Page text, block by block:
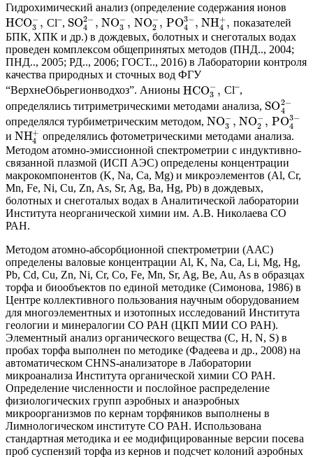
Гидрохимический анализ (определение содержания ионов
HCO−
3 , Cl–, SO2−
4
, NO−
3 , NO−
2 , PO3−
4
, NH+
4 , показателей
БПК, ХПК и др.) в дождевых, болотных и снеготалых водах
проведен комплексом общепринятых методов (ПНД.., 2004;
ПНД.., 2005; РД.., 2006; ГОСТ.., 2016) в Лаборатории контроля
качества природных и сточных вод ФГУ
“ВерхнеОбьрегионводхоз”. Анионы HCO−
3 , Cl–,
определялись титриметрическими методами анализа, SO2−
4
определялся турбиметрическим методом, NO−
3 , NO−
2 , PO3−
4
и NH+
4
определялись фотометрическими методами анализа.
Методом атомно-эмиссионной спектрометрии с индуктивно-
связанной плазмой (ИСП АЭС) определены концентрации
макрокомпонентов (K, Na, Ca, Mg) и микроэлементов (Al, Cr,
Mn, Fe, Ni, Cu, Zn, As, Sr, Ag, Ba, Hg, Pb) в дождевых,
болотных и снеготалых водах в Аналитической лаборатории
Института неорганической химии им. А.В. Николаева СО
РАН.
Методом атомно-абсорбционной спектрометрии (ААС)
определены валовые концентрации Al, K, Na, Ca, Li, Mg, Hg,
Pb, Cd, Cu, Zn, Ni, Cr, Co, Fe, Mn, Sr, Ag, Be, Au, As в образцах
торфа и биообъектов по единой методике (Симонова, 1986) в
Центре коллективного пользования научным оборудованием
для многоэлементных и изотопных исследований Института
геологии и минералогии СО РАН (ЦКП МИИ СО РАН).
Элементный анализ органического вещества (C, H, N, S) в
пробах торфа выполнен по методике (Фадеева и др., 2008) на
автоматическом CHNS-анализаторе в Лаборатории
микроанализа Института органической химии СО РАН.
Определение численности и послойное распределение
физиологических групп аэробных и анаэробных
микроорганизмов по кернам торфяников выполнены в
Лимнологическом институте СО РАН. Использована
стандартная методика и ее модифицированные версии посева
проб суспензий торфа из кернов и подсчет колоний аэробных